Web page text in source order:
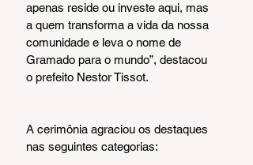
apenas reside ou investe aqui, mas
a quem transforma a vida da nossa
comunidade e leva o nome de
Gramado para o mundo”, destacou
o prefeito Nestor Tissot.
A cerimônia agraciou os destaques
nas seguintes categorias: